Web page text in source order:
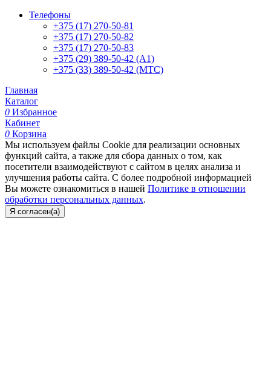
Телефоны
+375 (17) 270-50-81
+375 (17) 270-50-82
+375 (17) 270-50-83
+375 (29) 389-50-42 (А1)
+375 (33) 389-50-42 (МТС)
Главная
Каталог
0 Избранное
Кабинет
0 Корзина
Мы используем файлы Cookie для реализации основных
функций сайта, а также для сбора данных о том, как
посетители взаимодействуют с сайтом в целях анализа и
улучшения работы сайта. С более подробной информацией
Вы можете ознакомиться в нашей Политике в отношении
обработки персональных данных.
Я согласен(а)